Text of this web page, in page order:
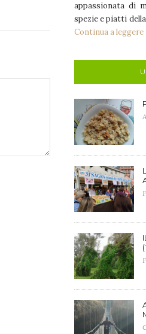
appassionata di
spezie e piatti
Continua a leggere